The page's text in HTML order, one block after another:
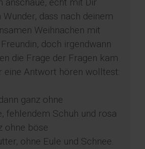
anschaue, echt mit Dir
Wunder, dass nach deinem
Weihnachen mit
doch irgendwann
die Frage der Fragen kam
eine Antwort hören wolltest:
ganz ohne
fehlendem Schuh und rosa
ohne böse
ohne Eule und Schnee.